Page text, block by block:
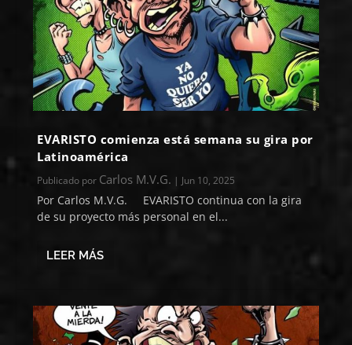
EVARISTO comienza está semana su gira por
Latinoamérica
Publicado por Carlos M.V.G. | Jun 10, 2025
Por Carlos M.V.G. EVARISTO continua con la gira
de su proyecto más personal en el...
LEER MÁS